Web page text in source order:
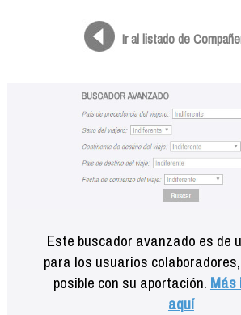
Ir al listado de
Este buscador avanzado es de
para los usuarios
posible con su aportación. Más
aquí